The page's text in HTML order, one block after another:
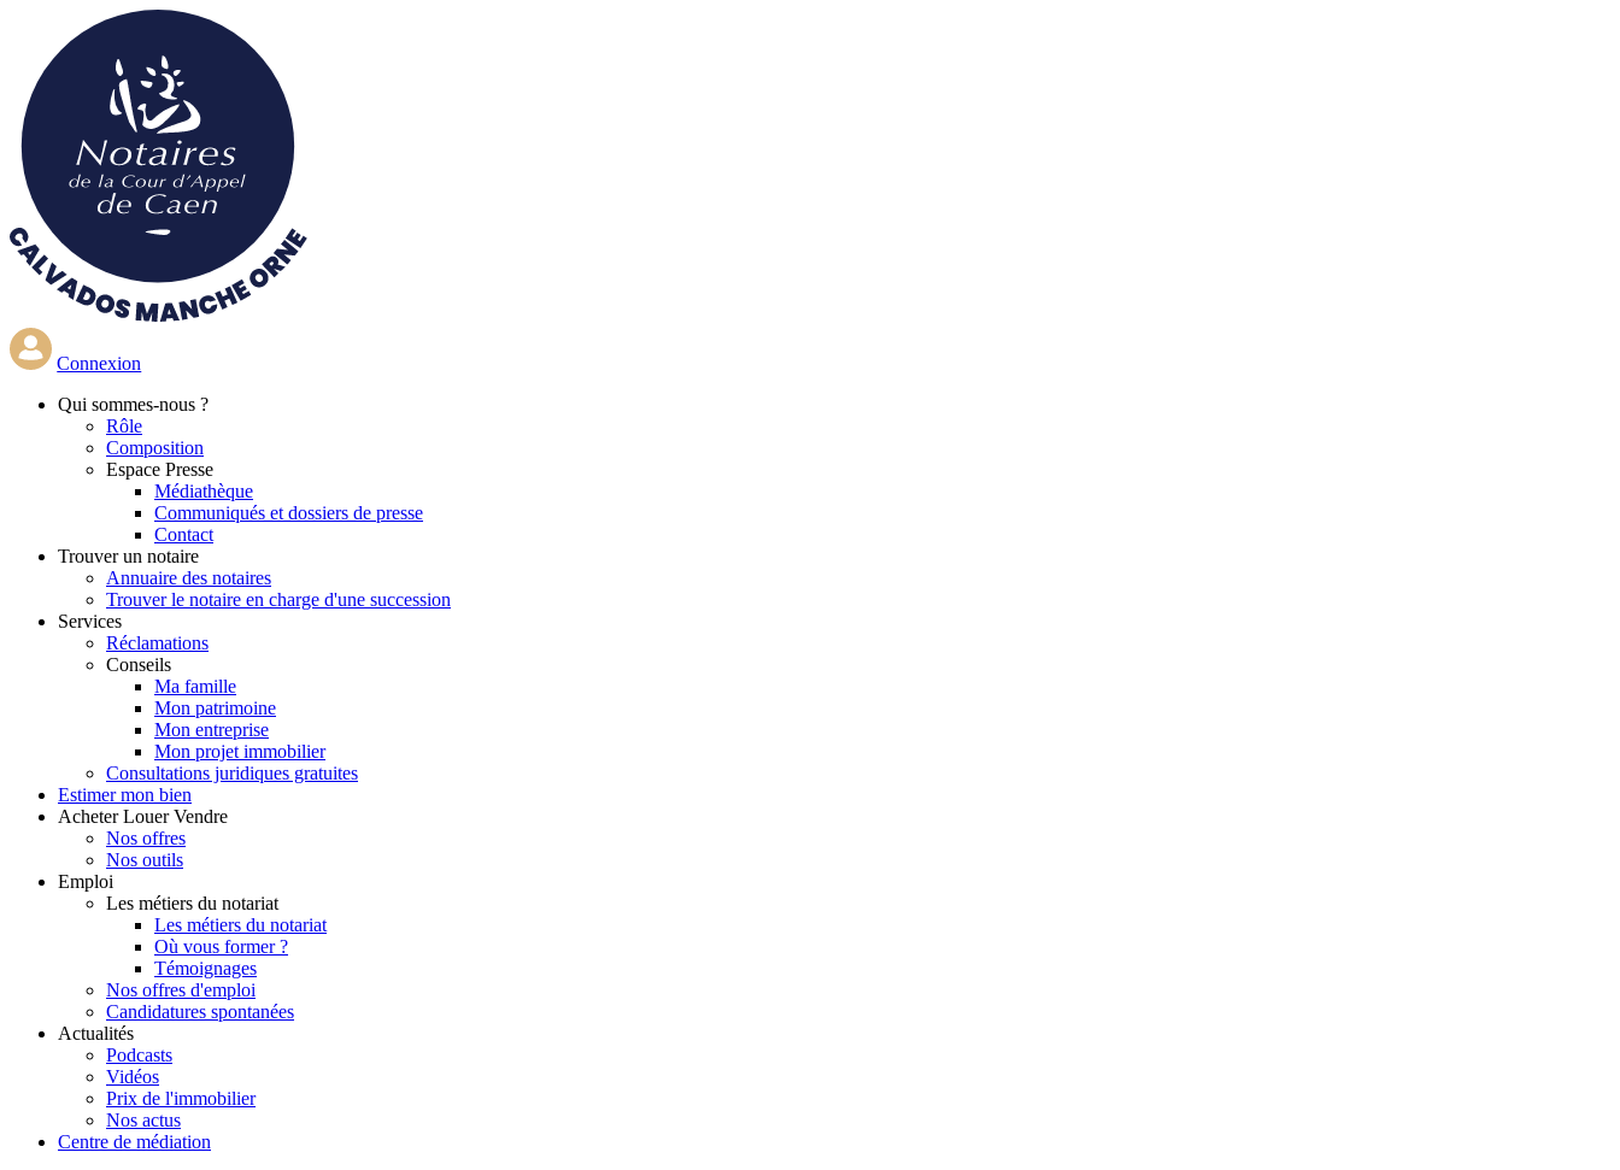
contenu
principal
Connexion
Qui sommes-nous ?
Rôle
Composition
Espace Presse
Médiathèque
Communiqués et dossiers de presse
Contact
Trouver un notaire
Annuaire des notaires
Trouver le notaire en charge d'une succession
Services
Réclamations
Conseils
Ma famille
Mon patrimoine
Mon entreprise
Mon projet immobilier
Consultations juridiques gratuites
Estimer mon bien
Acheter Louer Vendre
Nos offres
Nos outils
Emploi
Les métiers du notariat
Les métiers du notariat
Où vous former ?
Témoignages
Nos offres d'emploi
Candidatures spontanées
Actualités
Podcasts
Vidéos
Prix de l'immobilier
Nos actus
Centre de médiation